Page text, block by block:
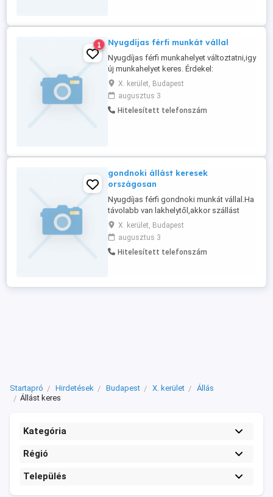
1 Nyugdíjas férfi munkát vállal
Nyugdíjas férfi munkahelyet változtatni,igy
új munkahelyet keres. Érdekel:
kerti,házkorüli,gondnoki,portás,bíztonsági
őr,stb. Távolabi is bárhol,ha lakhatást
bíztosítanak. tel: 06-70-6080075
X. kerület, Budapest
augusztus 3
Hitelesített telefonszám
gondnoki állást keresek
országosan
Nyugdíjas férfi gondnoki munkát vállal.Ha
távolabb van lakhelytől,akkor szállást
kérek.X. kerület, Budapest
augusztus 3
Hitelesített telefonszám
Startapró Hirdetések Budapest X. kerület
Állás
Állást keres
Kategória
Régió
Település